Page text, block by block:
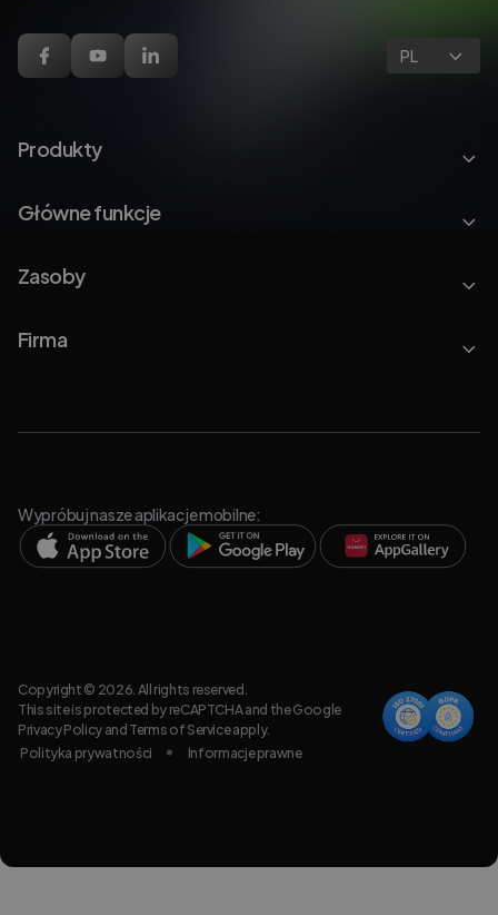
PL
Produkty
Główne funkcje
Zasoby
Firma
Wypróbuj nasze aplikacje mobilne:
Copyright © 2026. All rights reserved.
This site is protected by reCAPTCHA and the Google
Privacy Policyand Terms of Serviceapply.
Polityka prywatności
Informacje prawne